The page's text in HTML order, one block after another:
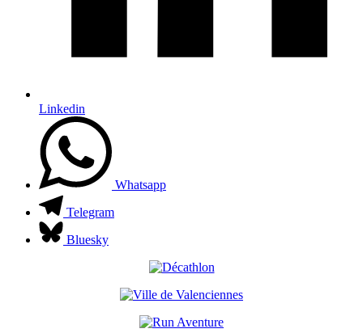
Linkedin
Whatsapp
Telegram
Bluesky